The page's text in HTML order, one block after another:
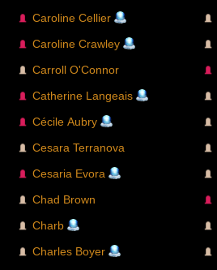
Caroline Cellier
Caroline Crawley
Carroll O'Connor
Catherine Langeais
Cécile Aubry
Cesara Terranova
Cesaria Evora
Chad Brown
Charb
Charles Boyer